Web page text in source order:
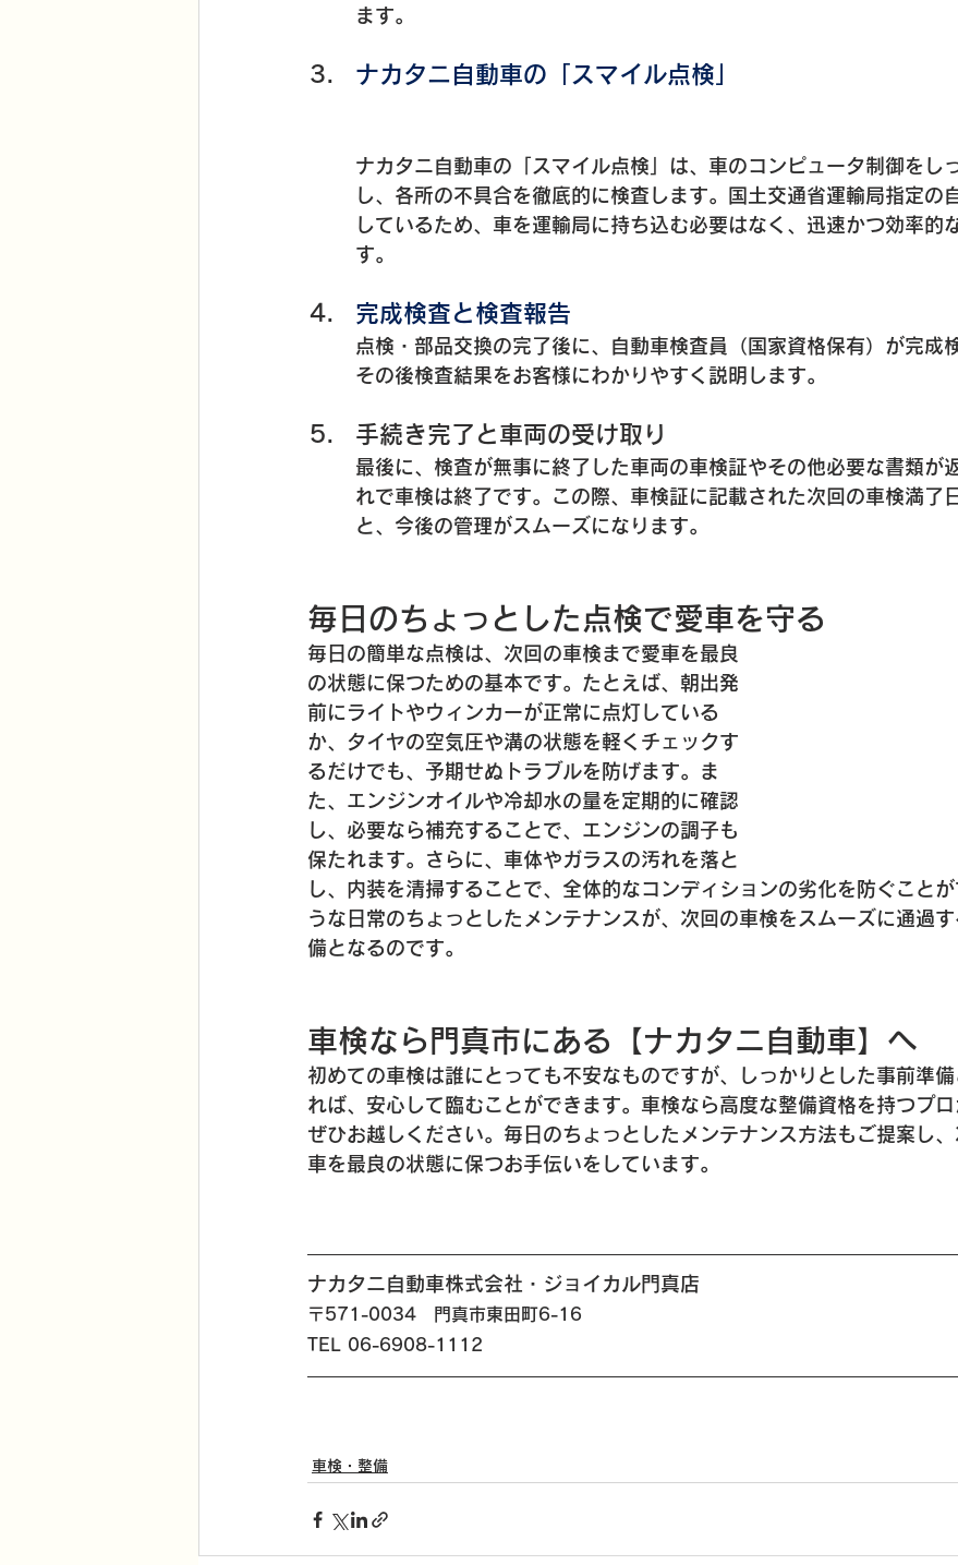
ます。
ナカタニ自動車の「スマイル点検」
ナカタニ自動車の「スマイル点検」は、車のコンピュータ制御をし
し、各所の不具合を徹底的に検査します。国土交通省運輸局指定の
しているため、車を運輸局に持ち込む必要はなく、迅速かつ効率的
す。
完成検査と検査報告
点検・部品交換の完了後に、自動車検査員（国家資格保有）が完成
その後検査結果をお客様にわかりやすく説明します。
手続き完了と車両の受け取り
最後に、検査が無事に終了した車両の車検証やその他必要な書類が
れで車検は終了です。この際、車検証に記載された次回の車検満了
と、今後の管理がスムーズになります。
毎日のちょっとした点検で愛車を守る
毎日の簡単な点検は、次回の車検まで愛車を最良
の状態に保つための基本です。たとえば、朝出発
前にライトやウィンカーが正常に点灯している
か、タイヤの空気圧や溝の状態を軽くチェックす
るだけでも、予期せぬトラブルを防げます。ま
た、エンジンオイルや冷却水の量を定期的に確認
し、必要なら補充することで、エンジンの調子も
保たれます。さらに、車体やガラスの汚れを落と
し、内装を清掃することで、全体的なコンディションの劣化を防ぐこと
うな日常のちょっとしたメンテナンスが、次回の車検をスムーズに通過
備となるのです。
車検なら門真市にある【ナカタニ自動車】へ
初めての車検は誰にとっても不安なものですが、しっかりとした事前準
れば、安心して臨むことができます。車検なら高度な整備資格を持つプ
ぜひお越しください。毎日のちょっとしたメンテナンス方法もご提案し
車を最良の状態に保つお手伝いをしています。
ナカタニ自動車株式会社・ジョイカル門真店
〒571-0034　門真市東田町6-16
TEL 06-6908-1112
車検・整備